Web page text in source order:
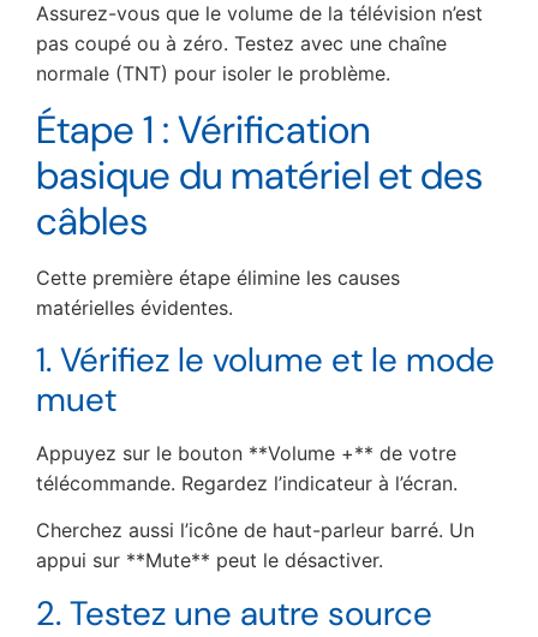
Assurez-vous que le volume de la télévision n’est
pas coupé ou à zéro. Testez avec une chaîne
normale (TNT) pour isoler le problème.
Étape 1 : Vérification
basique du matériel et des
câbles
Cette première étape élimine les causes
matérielles évidentes.
1. Vérifiez le volume et le mode
muet
Appuyez sur le bouton **Volume +** de votre
télécommande. Regardez l’indicateur à l’écran.
Cherchez aussi l’icône de haut-parleur barré. Un
appui sur **Mute** peut le désactiver.
2. Testez une autre source